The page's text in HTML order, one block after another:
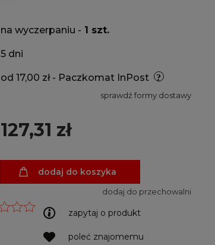
na wyczerpaniu - 1 szt.
5 dni
od 17,00 zł - Paczkomat InPost
sprawdź formy dostawy
127,31 zł
dodaj do koszyka
dodaj do przechowalni
zapytaj o produkt
poleć znajomemu